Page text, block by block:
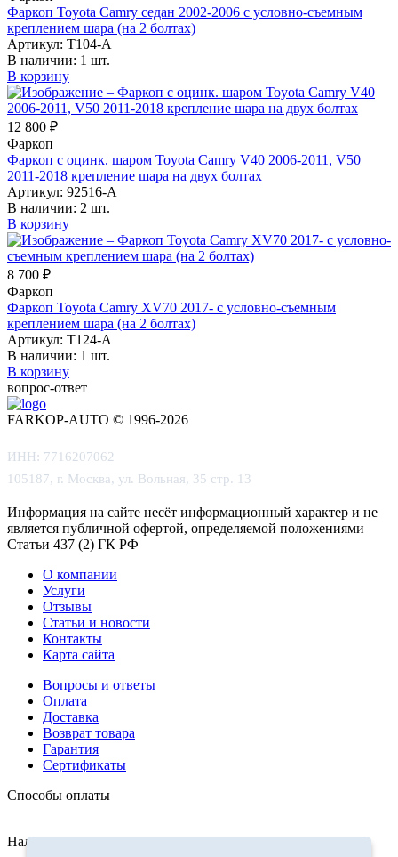
Фаркоп Toyota Camry седан 2002-2006 с условно-съемным
креплением шара (на 2 болтах)
Артикул: T104-A
В наличии: 1 шт.
В корзину
12 800 ₽
Фаркоп
Фаркоп с оцинк. шаром Toyota Camry V40 2006-2011, V50
2011-2018 крепление шара на двух болтах
Артикул: 92516-A
В наличии: 2 шт.
В корзину
8 700 ₽
Фаркоп
Фаркоп Toyota Camry XV70 2017- с условно-съемным
креплением шара (на 2 болтах)
Артикул: T124-A
В наличии: 1 шт.
В корзину
вопрос-ответ
FARKOP-AUTO © 1996-2026
ИНН: 7716207062
105187, г. Москва, ул. Вольная, 35 стр. 13
Информация на сайте несёт информационный характер и не
является публичной офертой, определяемой положениями
Статьи 437 (2) ГК РФ
О компании
Услуги
Отзывы
Статьи и новости
Контакты
Карта сайта
Вопросы и ответы
Оплата
Доставка
Возврат товара
Гарантия
Сертификаты
Способы оплаты
Наличные